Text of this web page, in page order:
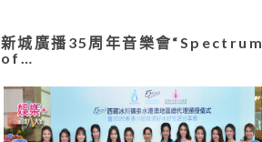
新城廣播35周年音樂會“Spectrum
of…